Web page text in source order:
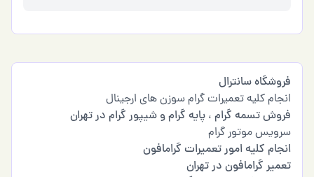
فروشگاه سانترال
انجام کلیه تعمیرات گرام سوزن های ارجینال
فروش تسمه گرام ، پایه گرام و شیپور گرام در تهران
سرویس موتور گرام
انجام کلیه امور تعمیرات گرامافون
تعمیر گرامافون در تهران